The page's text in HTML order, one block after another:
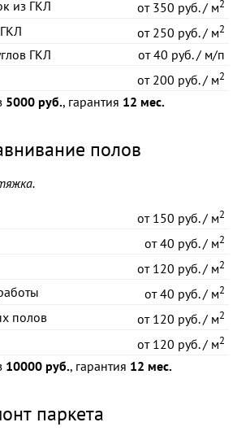
из ГКЛ
от350 руб. / м2
от250 руб. / м2
ГКЛ от40 руб. / м/п
от200 руб. / м2
5000 руб., гарантия 12 мес.
полов
от150 руб. / м2
от40 руб. / м2
от120 руб. / м2
от40 руб. / м2
полов от120 руб. / м2
от120 руб. / м2
10000 руб., гарантия 12 мес.
паркета